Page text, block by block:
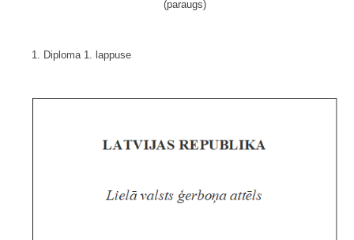
(paraugs)
1. Diploma 1. lappuse